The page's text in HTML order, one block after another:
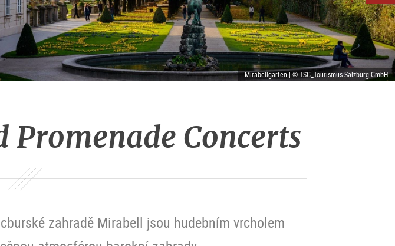
Mirabellgarten | © TSG_Tourismus Salzburg GmbH
Concerts
zahradě Mirabell jsou hudebním vrcholem